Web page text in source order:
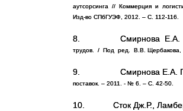
аутсорсинга // Коммерция и
Изд-во СПбГУЭФ, 2012. – С. 112-116.
8. Смирнова Е.А.
трудов. / Под ред. В.В. Щербакова,
9. Смирнова Е.А.
поставок. – 2011. - № 6. – С. 42-50.
10. Сток Дж.Р.,